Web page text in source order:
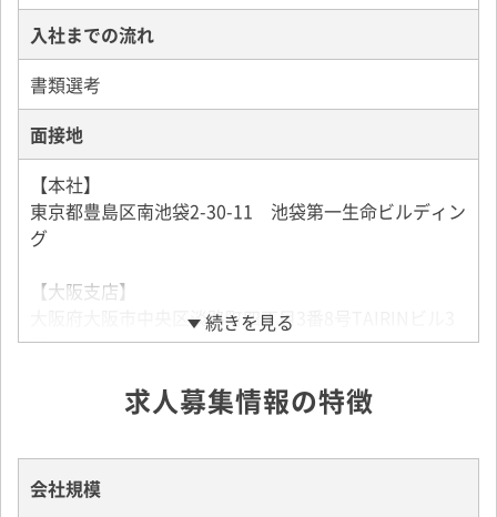
入社までの流れ
書類選考
面接地
【本社】
東京都豊島区南池袋2-30-11 池袋第一生命ビルディン
グ
【大阪支店】
大阪府大阪市中央区淡路町四丁目3番8号TAIRINビル3
階
続きを見る
求人募集情報の特徴
会社規模